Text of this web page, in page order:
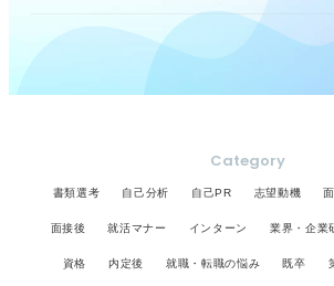
Category
書類選考 自己分析 自己PR 志望動機
面接後 就活マナー インターン 業界・企業
資格 内定後 就職・転職の悩み 既卒